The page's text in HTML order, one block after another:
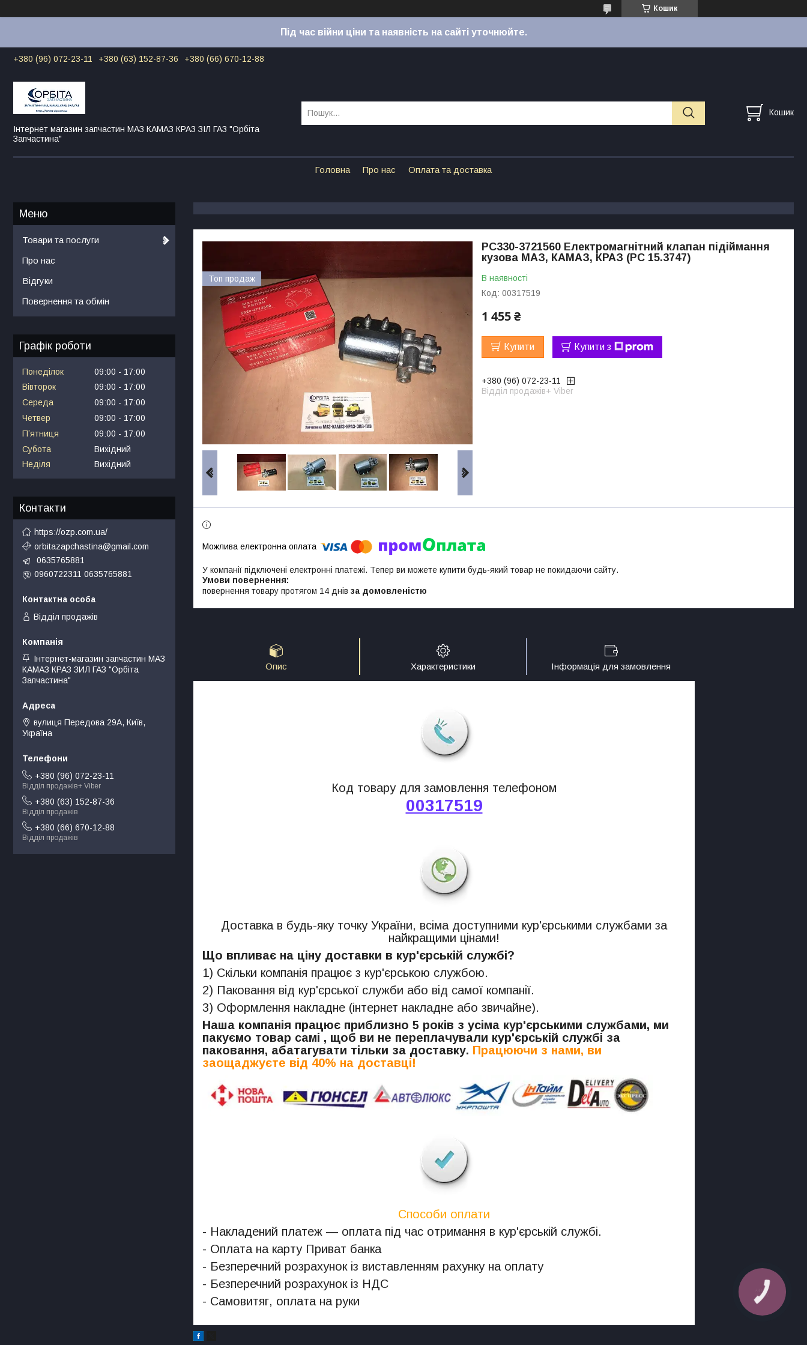
Кошик
Під час війни ціни та наявність на сайті уточнюйте.
+380 (96) 072-23-11 +380 (63) 152-87-36 +380 (66) 670-12-88
Інтернет магазин запчастин МАЗ КАМАЗ КРАЗ ЗІЛ ГАЗ "Орбіта
Запчастина"
Кошик
Головна Про нас Оплата та доставка
Топ продаж
РС330-3721560 Електромагнітний клапан підіймання
кузова МАЗ, КАМАЗ, КРАЗ (РС 15.3747)
В наявності
Код: 00317519
1 455 ₴
Купити Купити з
+380 (96) 072-23-11
Відділ продажів+ Viber
У компанії підключені електронні платежі. Тепер ви можете купити будь-який товар не покидаючи сайту.
повернення товару протягом 14 днів за домовленістю
Опис Характеристики Інформація для замовлення
Код товару для замовлення телефоном
00317519
Доставка в будь-яку точку України, всіма доступними кур'єрськими службами за
найкращими цінами!
Що впливає на ціну доставки в кур'єрській службі?
1) Скільки компанія працює з кур'єрською службою.
2) Паковання від кур'єрської служби або від самої компанії.
3) Оформлення накладне (інтернет накладне або звичайне).
Наша компанія працює приблизно 5 років з усіма кур'єрськими службами, ми
пакуємо товар самі , щоб ви не переплачували кур'єрській службі за
паковання, абатагувати тільки за доставку. Працюючи з нами, ви
заощаджуєте від 40% на доставці!
Способи оплати
- Накладений платеж — оплата під час отримання в кур'єрській службі.
- Оплата на карту Приват банка
- Безперечний розрахунок із виставленням рахунку на оплату
- Безперечний розрахунок із НДС
- Самовитяг, оплата на руки
Товари та послуги
Про нас
Відгуки
Повернення та обмін
Графік роботи
Понеділок 09:00
17:00
Вівторок
09:00
17:00
Середа
09:00
17:00
Четвер
09:00
17:00
Пʼятниця
09:00
17:00
Субота
Вихідний
Неділя
Вихідний
Контакти
https://ozp.com.ua/
orbitazapchastina@gmail.com
0635765881
0960722311 0635765881
Відділ продажів
Інтернет-магазин запчастин МАЗ
КАМАЗ КРАЗ ЗИЛ ГАЗ "Орбіта
Запчастина"
вулиця Передова 29А, Київ,
Україна
+380 (96) 072-23-11
Відділ продажів+ Viber
+380 (63) 152-87-36
Відділ продажів
+380 (66) 670-12-88
Відділ продажів
КНОПКА
ЗВ'ЯЗКУ